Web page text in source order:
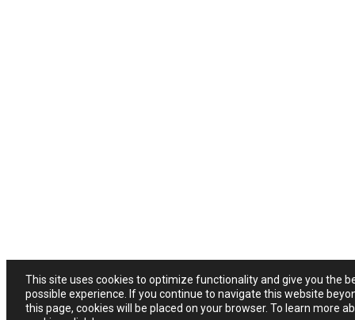
This site uses cookies to optimize functionality and give you the
possible experience. If you continue to navigate this website
this page, cookies will be placed on your browser. To learn more